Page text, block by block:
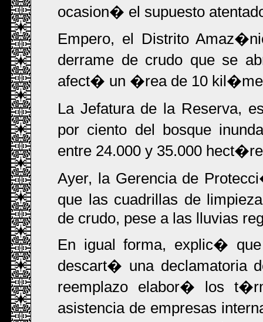
ocasion� el supuesto
Empero, el Distrito
derrame de crudo que se
afect� un �rea de 10
La Jefatura de la Reserva,
por ciento del bosque
entre 24.000 y 35.000
Ayer, la Gerencia de
que las cuadrillas de
de crudo, pese a las lluvias
En igual forma, explic�
descart� una declamatoria
reemplazo elabor� los
asistencia de empresas